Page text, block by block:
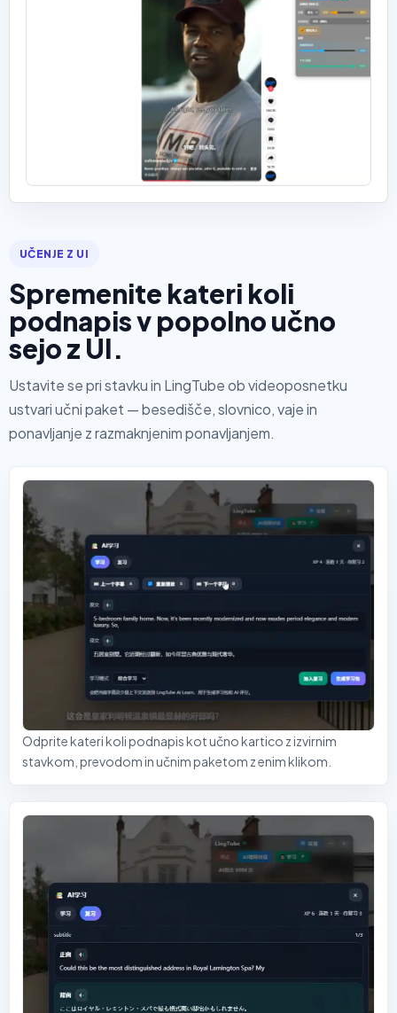
UČENJE Z UI
Spremenite kateri koli
podnapis v popolno učno
sejo z UI.
Ustavite se pri stavku in LingTube ob videoposnetku
ustvari učni paket — besedišče, slovnico, vaje in
ponavljanje z razmaknjenim ponavljanjem.
Odprite kateri koli podnapis kot učno kartico z izvirnim
stavkom, prevodom in učnim paketom z enim klikom.